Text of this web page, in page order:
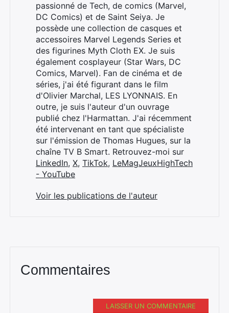
passionné de Tech, de comics (Marvel,
DC Comics) et de Saint Seiya. Je
possède une collection de casques et
accessoires Marvel Legends Series et
des figurines Myth Cloth EX. Je suis
également cosplayeur (Star Wars, DC
Comics, Marvel). Fan de cinéma et de
séries, j'ai été figurant dans le film
d'Olivier Marchal, LES LYONNAIS. En
outre, je suis l'auteur d'un ouvrage
publié chez l'Harmattan. J'ai récemment
été intervenant en tant que spécialiste
sur l'émission de Thomas Hugues, sur la
chaîne TV B Smart. Retrouvez-moi sur
LinkedIn, X, TikTok, LeMagJeuxHighTech
- YouTube
Voir les publications de l'auteur
Commentaires
LAISSER UN COMMENTAIRE